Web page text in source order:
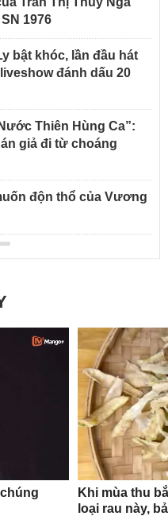
1976
bật khóc, lần đầu hát
đánh dấu 20
Thiên Hùng Ca”:
giả đi từ choáng
độn thổ của Vương
Khi mùa thu
loại rau này,